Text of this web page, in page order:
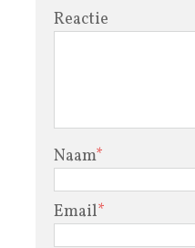
Reactie
Naam*
Email*